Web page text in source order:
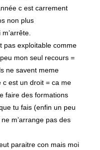
c est carrement
non plus
pas exploitable comme
mon seul recours =
ne savent meme
c est un droit = ca me
faire des formations
tu fais (enfin un peu
m’arrange pas des
paraitre con mais moi